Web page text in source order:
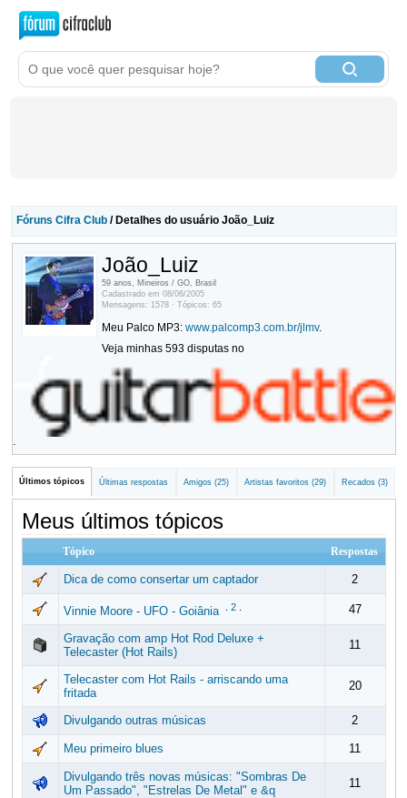
Fóruns Cifra Club/ Detalhes do usuário João_Luiz
João_Luiz
59 anos, Mineiros / GO, Brasil
Cadastrado em 08/06/2005
Mensagens: 1578 · Tópicos: 65
Meu Palco MP3: www.palcomp3.com.br/jlmv.
Veja minhas 593 disputas no
.
Últimos tópicos Últimas respostas Amigos (25) Artistas favoritos (29) Recados (3)
Meus últimos tópicos
Tópico Respostas
Dica de como consertar um captador 2
Vinnie Moore - UFO - Goiânia 2. 47
Gravação com amp Hot Rod Deluxe +
Telecaster (Hot Rails)
11
Telecaster com Hot Rails - arriscando uma
fritada
20
Divulgando outras músicas 2
Meu primeiro blues 11
Divulgando três novas músicas: "Sombras De
Um Passado", "Estrelas De Metal" e &q
11